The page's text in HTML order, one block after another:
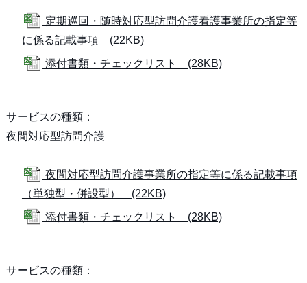
定期巡回・随時対応型訪問介護看護事業所の指定等
に係る記載事項 (22KB)
添付書類・チェックリスト (28KB)
サービスの種類：
夜間対応型訪問介護
夜間対応型訪問介護事業所の指定等に係る記載事項
（単独型・併設型） (22KB)
添付書類・チェックリスト (28KB)
サービスの種類：